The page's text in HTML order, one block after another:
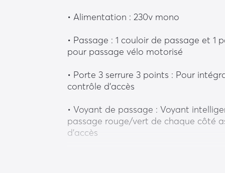
• Alimentation : 230v mono
• Passage : 1 couloir de passage et 1
pour passage vélo motorisé
• Porte 3 serrure 3 points : Pour
contrôle d’accès
• Voyant de passage : Voyant
passage rouge/vert de chaque côté
d’accès